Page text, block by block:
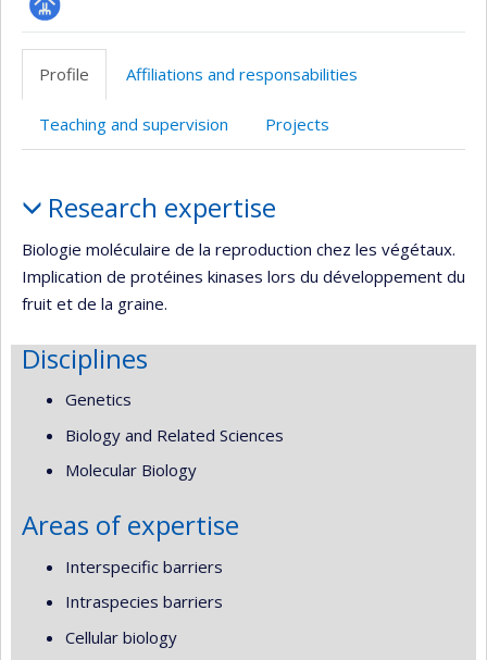
Page
professionnelle
Profile Affiliations and responsabilities
Teaching and supervision Projects
Research expertise
Biologie moléculaire de la reproduction chez les végétaux.
Implication de protéines kinases lors du développement du
fruit et de la graine.
Disciplines
Genetics
Biology and Related Sciences
Molecular Biology
Areas of expertise
Interspecific barriers
Intraspecies barriers
Cellular biology